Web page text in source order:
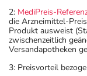
Aufbewahrung
Das Arzneimittel
werden.
Wichtige
2: MediPreis-
die Arzneimittel-
Produkt ausweist
zwischenzeitlich
Versandapotheken
3: Preisvorteil